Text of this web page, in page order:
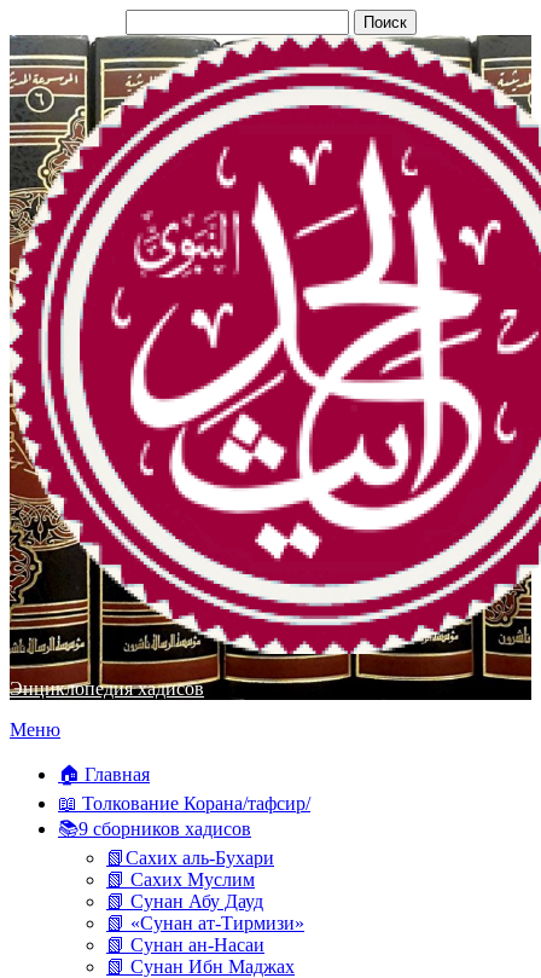
Энциклопедия хадисов
Перейти
содержимому
Меню
🏠 Главная
📖 Толкование Корана/тафсир/
📚9 сборников хадисов
📗Сахих аль-Бухари
📗 Сахих Муслим
📗 Сунан Абу Дауд
📗 «Сунан ат-Тирмизи»
📗 Сунан ан-Насаи
📗 Сунан Ибн Маджах